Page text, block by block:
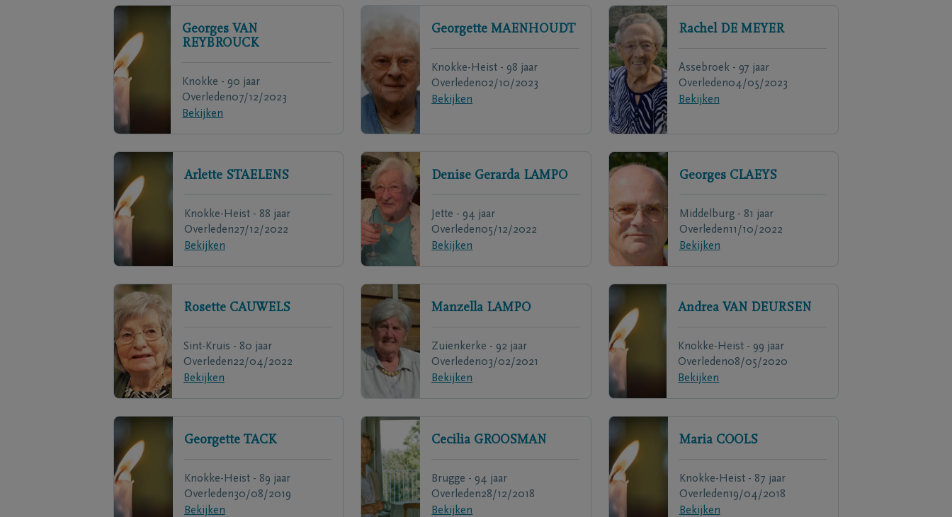
Georges VAN
REYBROUCK
Knokke - 90 jaar
Overleden07/12/2023
Bekijken
Georgette MAENHOUDT
Knokke-Heist - 98 jaar
Overleden02/10/2023
Bekijken
Rachel DE MEYER
Assebroek - 97 jaar
Overleden04/05/2023
Bekijken
Arlette STAELENS
Knokke-Heist - 88 jaar
Overleden27/12/2022
Bekijken
Denise Gerarda LAMPO
Jette - 94 jaar
Overleden05/12/2022
Bekijken
Georges CLAEYS
Middelburg - 81 jaar
Overleden11/10/2022
Bekijken
Rosette CAUWELS
Sint-Kruis - 80 jaar
Overleden22/04/2022
Bekijken
Manzella LAMPO
Zuienkerke - 92 jaar
Overleden03/02/2021
Bekijken
Andrea VAN DEURSEN
Knokke-Heist - 99 jaar
Overleden08/05/2020
Bekijken
Georgette TACK
Knokke-Heist - 89 jaar
Overleden30/08/2019
Bekijken
Cecilia GROOSMAN
Brugge - 94 jaar
Overleden28/12/2018
Bekijken
Maria COOLS
Knokke-Heist - 87 jaar
Overleden19/04/2018
Bekijken